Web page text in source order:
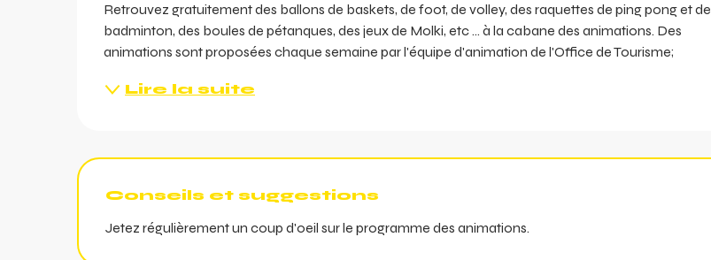
Retrouvez gratuitement des ballons de baskets, de foot, de volley, des raquettes de ping pong et de
badminton, des boules de pétanques, des jeux de Molki, etc ... à la cabane des animations. Des
animations sont proposées chaque semaine par l'équipe d'animation de l'Office de Tourisme;
Lire la suite
Conseils et suggestions
Jetez régulièrement un coup d'oeil sur le programme des animations.